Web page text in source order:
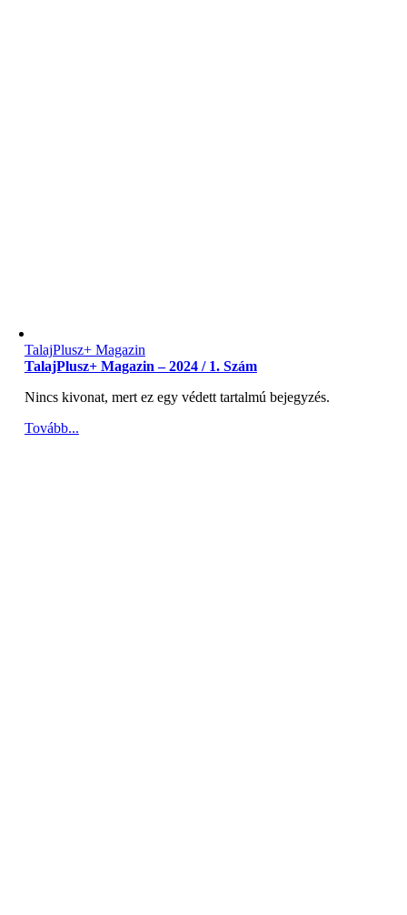
TalajPlusz+ Magazin
TalajPlusz+ Magazin – 2024 / 1. Szám
Nincs kivonat, mert ez egy védett tartalmú bejegyzés.
Tovább...